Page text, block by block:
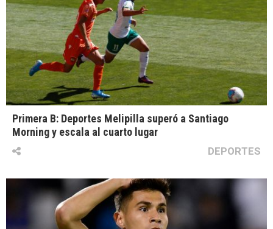
Primera B: Deportes Melipilla superó a Santiago
Morning y escala al cuarto lugar
DEPORTES